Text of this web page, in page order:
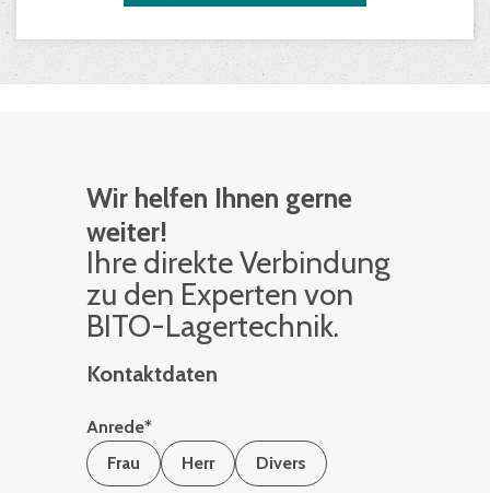
Wir helfen Ihnen gerne
weiter!
Ihre di­rek­te Ver­bin­dung
zu den Ex­per­ten von
BITO-La­ger­tech­nik.
Kontaktdaten
Anrede*
Frau
Herr Divers